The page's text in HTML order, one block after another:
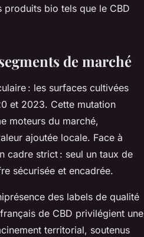
produits bio tels que le CBD
de marché
: les surfaces cultivées
et 2023. Cette mutation
moteurs du marché,
ajoutée locale. Face à
cadre strict : seul un taux de
sécurisée et encadrée.
des labels de qualité
de CBD privilégient une
territorial, soutenus